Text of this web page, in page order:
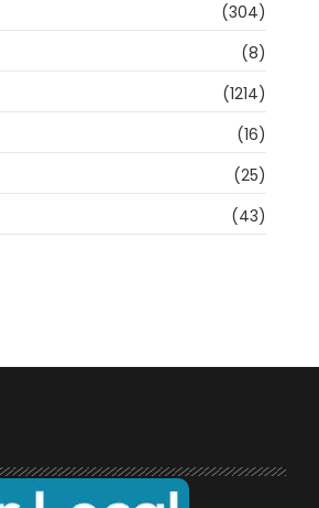
(304)
(8)
(1214)
(16)
(25)
(43)